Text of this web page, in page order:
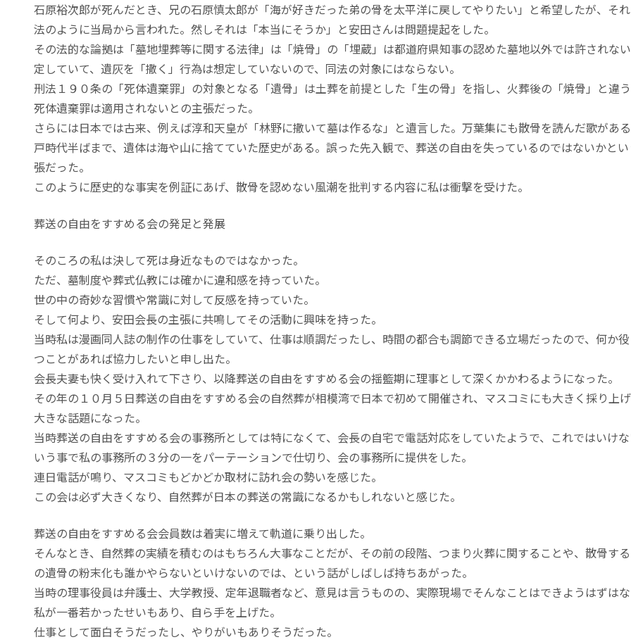
石原裕次郎が死んだとき、兄の石原慎太郎が「海が好きだった弟の骨を太平洋に戻してやりたい」と希望したが、そ
法のように当局から言われた。然しそれは「本当にそうか」と安田さんは問題提起をした。
その法的な論拠は「墓地埋葬等に関する法律」は「焼骨」の「埋蔵」は都道府県知事の認めた墓地以外では許されな
定していて、遺灰を「撒く」行為は想定していないので、同法の対象にはならない。
刑法１９０条の「死体遺棄罪」の対象となる「遺骨」は土葬を前提とした「生の骨」を指し、火葬後の「焼骨」と違
死体遺棄罪は適用されないとの主張だった。
さらには日本では古来、例えば淳和天皇が「林野に撒いて墓は作るな」と遺言した。万葉集にも散骨を読んだ歌があ
戸時代半ばまで、遺体は海や山に捨てていた歴史がある。誤った先入観で、葬送の自由を失っているのではないかと
張だった。
このように歴史的な事実を例証にあげ、散骨を認めない風潮を批判する内容に私は衝撃を受けた。
葬送の自由をすすめる会の発足と発展
そのころの私は決して死は身近なものではなかった。
ただ、墓制度や葬式仏教には確かに違和感を持っていた。
世の中の奇妙な習慣や常識に対して反感を持っていた。
そして何より、安田会長の主張に共鳴してその活動に興味を持った。
当時私は漫画同人誌の制作の仕事をしていて、仕事は順調だったし、時間の都合も調節できる立場だったので、何か
つことがあれば協力したいと申し出た。
会長夫妻も快く受け入れて下さり、以降葬送の自由をすすめる会の揺籃期に理事として深くかかわるようになった。
その年の１０月５日葬送の自由をすすめる会の自然葬が相模湾で日本で初めて開催され、マスコミにも大きく採り上
大きな話題になった。
当時葬送の自由をすすめる会の事務所としては特になくて、会長の自宅で電話対応をしていたようで、これではいけ
いう事で私の事務所の３分の一をパーテーションで仕切り、会の事務所に提供をした。
連日電話が鳴り、マスコミもどかどか取材に訪れ会の勢いを感じた。
この会は必ず大きくなり、自然葬が日本の葬送の常識になるかもしれないと感じた。
葬送の自由をすすめる会会員数は着実に増えて軌道に乗り出した。
そんなとき、自然葬の実績を積むのはもちろん大事なことだが、その前の段階、つまり火葬に関することや、散骨す
の遺骨の粉末化も誰かやらないといけないのでは、という話がしばしば持ちあがった。
当時の理事役員は弁護士、大学教授、定年退職者など、意見は言うものの、実際現場でそんなことはできようはずは
私が一番若かったせいもあり、自ら手を上げた。
仕事として面白そうだったし、やりがいもありそうだった。